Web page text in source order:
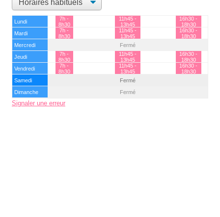
Lundi
7h -
8h30
11h45 -
13h45
16h30 -
18h30
Mardi
7h -
8h30
11h45 -
13h45
16h30 -
18h30
Mercredi
Fermé
Jeudi
7h -
8h30
11h45 -
13h45
16h30 -
18h30
Vendredi
7h -
8h30
11h45 -
13h45
16h30 -
18h30
Samedi
Fermé
Dimanche
Fermé
Signaler une erreur